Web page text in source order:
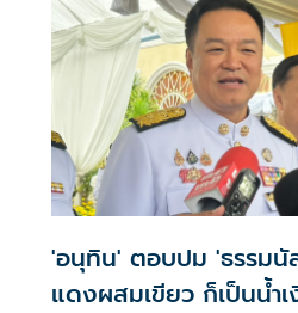
'อนุทิน' ตอบปม 'ธรรมนั
แดงผสมเขียว ก็เป็นน้ำ